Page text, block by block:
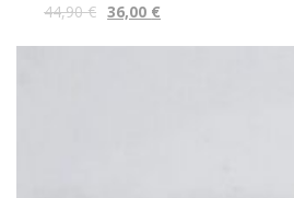
44,90€ 36,00 €